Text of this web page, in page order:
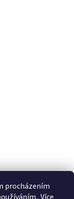
procházením
desky